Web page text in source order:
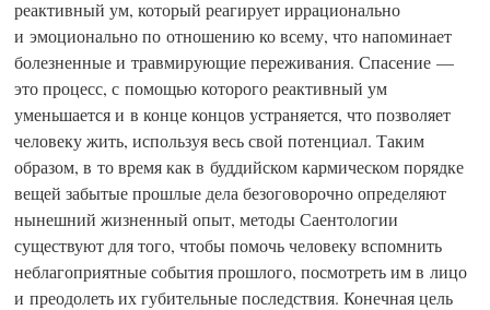
реактивный ум, который реагирует иррационально
и эмоционально по отношению ко всему, что напоминает
болезненные и травмирующие переживания. Спасение —
это процесс, с помощью которого реактивный ум
уменьшается и в конце концов устраняется, что позволяет
человеку жить, используя весь свой потенциал. Таким
образом, в то время как в буддийском кармическом порядке
вещей забытые прошлые дела безоговорочно определяют
нынешний жизненный опыт, методы Саентологии
существуют для того, чтобы помочь человеку вспомнить
неблагоприятные события прошлого, посмотреть им в лицо
и преодолеть их губительные последствия. Конечная цель